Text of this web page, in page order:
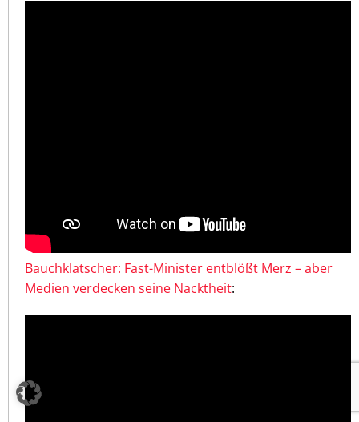
Bauchklatscher: Fast-Minister entblößt Merz – aber
Medien verdecken seine Nacktheit: